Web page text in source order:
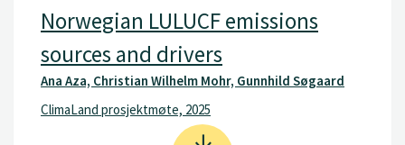
Norwegian LULUCF emissions
sources and drivers
Ana Aza, Christian Wilhelm Mohr, Gunnhild Søgaard
ClimaLand prosjektmøte, 2025